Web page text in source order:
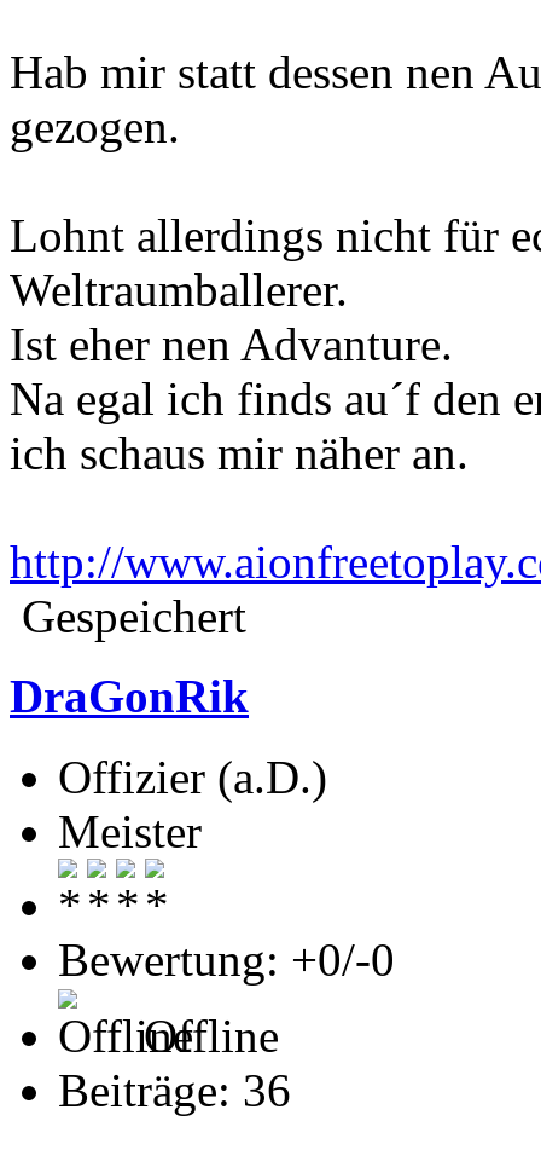
Hab mir statt dessen nen
gezogen.
Lohnt allerdings nicht für
Weltraumballerer.
Ist eher nen Advanture.
Na egal ich finds au´f den
ich schaus mir näher an.
http://
Gespeichert
DraGonRik
Offizier (a.D.)
Meister
Bewertung: +0/-0
Offline
Beiträge: 36